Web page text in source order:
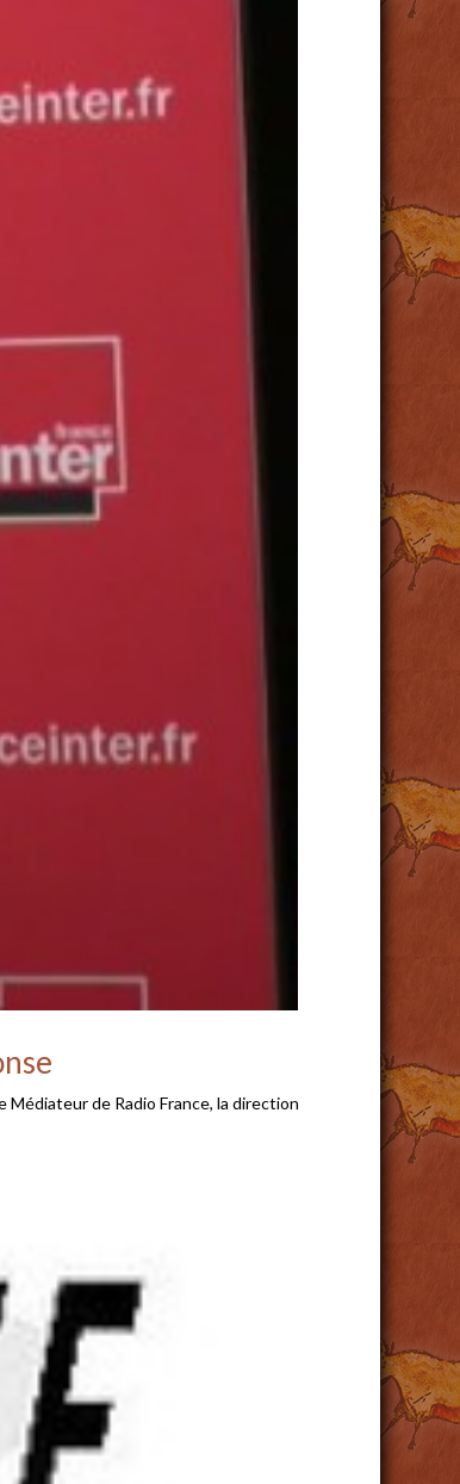
Médiateur de Radio France, la direction